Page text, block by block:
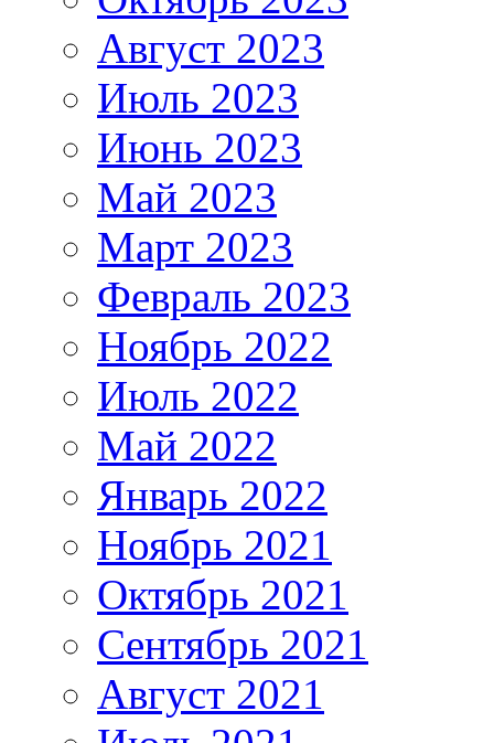
Август 2023
Июль 2023
Июнь 2023
Май 2023
Март 2023
Февраль 2023
Ноябрь 2022
Июль 2022
Май 2022
Январь 2022
Ноябрь 2021
Октябрь 2021
Сентябрь 2021
Август 2021